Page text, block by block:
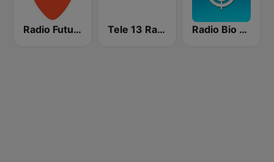
Radio Futuro FM Tele 13 Radio Radio Bio Bio Concepción